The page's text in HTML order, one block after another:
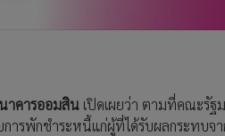
าคารออมสิน เปิดเผยว่า ตามที่คณะรั
ารพักชำระหนี้แก่ผู้ที่ได้รับผลกระทบจ